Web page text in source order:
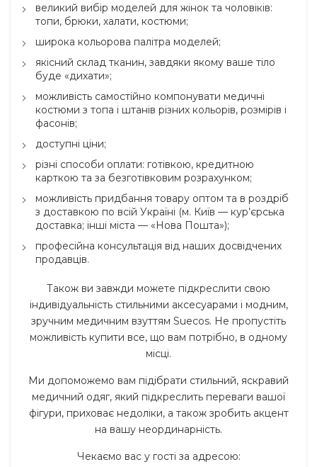
великий вибір моделей для жінок та чоловіків:
топи, брюки, халати, костюми;
широка кольорова палітра моделей;
якісний склад тканин, завдяки якому ваше тіло
буде «дихати»;
можливість самостійно компонувати медичні
костюми з топа і штанів різних кольорів, розмірів і
фасонів;
доступні ціни;
різні способи оплати: готівкою, кредитною
карткою та за безготівковим розрахунком;
можливість придбання товару оптом та в роздріб
з доставкою по всій Україні (м. Київ — кур’єрська
доставка; інші міста — «Нова Пошта»);
професійна консультація від наших досвідчених
продавців.
Також ви завжди можете підкреслити свою
індивідуальність стильними аксесуарами і модним,
зручним медичним взуттям Suecos. Не пропустіть
можливість купити все, що вам потрібно, в одному
місці.
Ми допоможемо вам підібрати стильний, яскравий
медичний одяг, який підкреслить переваги вашої
фігури, приховає недоліки, а також зробить акцент
на вашу неординарність.
Чекаємо вас у гості за адресою: